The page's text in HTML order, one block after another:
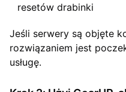
resetów drabinki
Jeśli serwery są objęte
rozwiązaniem jest
usługę.